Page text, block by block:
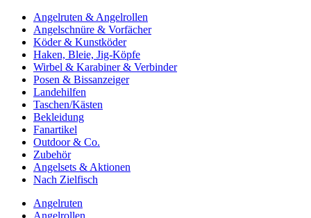
Angelruten & Angelrollen
Angelschnüre & Vorfächer
Köder & Kunstköder
Haken, Bleie, Jig-Köpfe
Wirbel & Karabiner & Verbinder
Posen & Bissanzeiger
Landehilfen
Taschen/Kästen
Bekleidung
Fanartikel
Outdoor & Co.
Zubehör
Angelsets & Aktionen
Nach Zielfisch
Angelruten
Angelrollen